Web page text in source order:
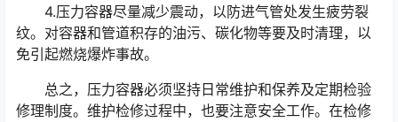
4.压力容器尽量减少震动，以防进气管处发生疲劳裂
纹。对容器和管道积存的油污、碳化物等要及时清理，以
免引起燃烧爆炸事故。
总之，压力容器必须坚持日常维护和保养及定期检验
修理制度。维护检修过程中，也要注意安全工作。在检修